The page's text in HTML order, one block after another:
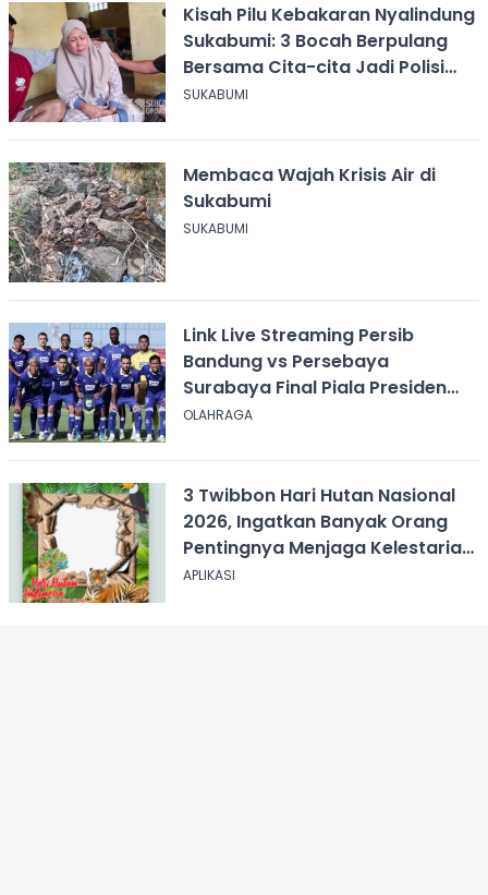
Kisah Pilu Kebakaran Nyalindung
Sukabumi: 3 Bocah Berpulang
Bersama Cita-cita Jadi Polisi
dan Guru
SUKABUMI
Membaca Wajah Krisis Air di
Sukabumi
SUKABUMI
Link Live Streaming Persib
Bandung vs Persebaya
Surabaya Final Piala Presiden
2026, Kick-off Pukul 20.00 WIB
OLAHRAGA
3 Twibbon Hari Hutan Nasional
2026, Ingatkan Banyak Orang
Pentingnya Menjaga Kelestarian
Hutan
APLIKASI